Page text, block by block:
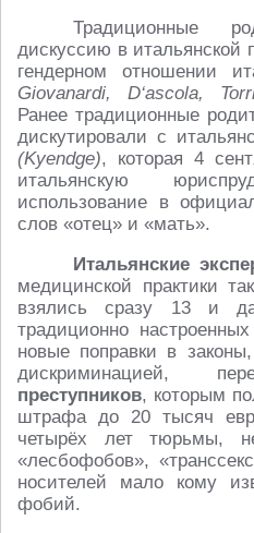
Традиционные
дискуссию в итальянской
гендерном отношении
Giovanardi, D‘ascola,
Ранее традиционные
дискутировали с
(Kyendge), которая 4
итальянскую
использование в
слов «отец» и «мать».
Итальянские
медицинской практики
взялись сразу 13 и
традиционно
новые поправки в
дискриминацией,
преступников, которым
штрафа до 20 тысяч
четырёх лет тюрьмы,
«лесбофобов»,
носителей мало кому
фобий.